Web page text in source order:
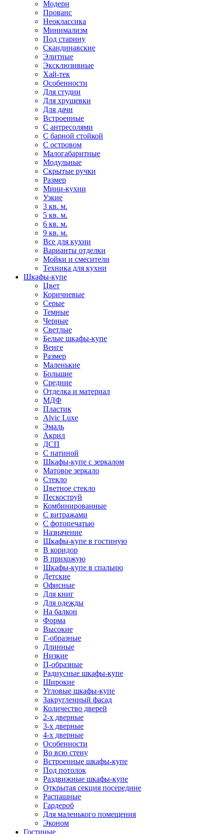
Модерн
Прованс
Неоклассика
Минимализм
Под старину
Скандинавские
Элитные
Эксклюзивные
Хай-тек
Особенности
Для студии
Для хрущевки
Для дачи
Встроенные
С антресолями
С барной стойкой
С островом
Малогабаритные
Модульные
Скрытые ручки
Размер
Мини-кухни
Узкие
3 кв. м.
5 кв. м.
6 кв. м.
9 кв. м.
Все для кухни
Варианты отделки
Мойки и смесители
Техника для кухни
Шкафы-купе
Цвет
Коричневые
Серые
Темные
Черные
Светлые
Белые шкафы-купе
Венге
Размер
Маленькие
Большие
Средние
Отделка и материал
МДФ
Пластик
Alvic Luxe
Эмаль
Акрил
ДСП
С патиной
Шкафы-купе с зеркалом
Матовое зеркало
Стекло
Цветное стекло
Пескоструй
Комбинированные
С витражами
С фотопечатью
Назначение
Шкафы-купе в гостиную
В коридор
В прихожую
Шкафы-купе в спальню
Детские
Офисные
Для книг
Для одежды
На балкон
Форма
Высокие
Г-образные
Длинные
Низкие
П-образные
Радиусные шкафы-купе
Широкие
Угловые шкафы-купе
Закругленный фасад
Количество дверей
2-х дверные
3-х дверные
4-х дверные
Особенности
Во всю стену
Встроенные шкафы-купе
Под потолок
Раздвижные шкафы-купе
Открытая секция посередине
Распашные
Гардероб
Для маленького помещения
Эконом
Гостиные